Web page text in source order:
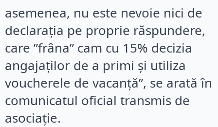
asemenea, nu este nevoie nici de
declarația pe proprie răspundere,
care ”frâna” cam cu 15% decizia
angajaților de a primi și utiliza
voucherele de vacanță”, se arată în
comunicatul oficial transmis de
asociație.